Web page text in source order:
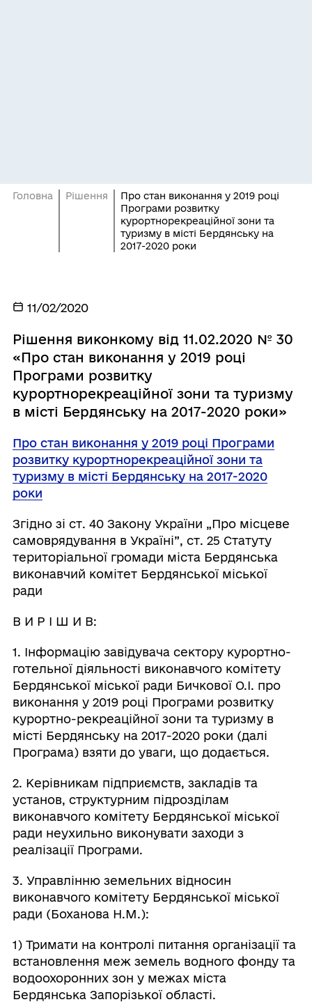
Головна Рішення
Про стан виконання у 2019 році
Програми розвитку
курортнорекреаційної зони та
туризму в місті Бердянську на
2017-2020 роки
11/02/2020
Рішення виконкому від 11.02.2020 № 30
«Про стан виконання у 2019 році
Програми розвитку
курортнорекреаційної зони та туризму
в місті Бердянську на 2017-2020 роки»
Про стан виконання у 2019 році Програми
розвитку курортнорекреаційної зони та
туризму в місті Бердянську на 2017-2020
роки
Згідно зі ст. 40 Закону України „Про місцеве
самоврядування в Україні”, ст. 25 Статуту
територіальної громади міста Бердянська
виконавчий комітет Бердянської міської
ради
В И Р І Ш И В:
1. Інформацію завідувача сектору курортно-
готельної діяльності виконавчого комітету
Бердянської міської ради Бичкової О.І. про
виконання у 2019 році Програми розвитку
курортно-рекреаційної зони та туризму в
місті Бердянську на 2017-2020 роки (далі
Програма) взяти до уваги, що додається.
2. Керівникам підприємств, закладів та
установ, структурним підрозділам
виконавчого комітету Бердянської міської
ради неухильно виконувати заходи з
реалізації Програми.
3. Управлінню земельних відносин
виконавчого комітету Бердянської міської
ради (Боханова Н.М.):
1) Тримати на контролі питання організації та
встановлення меж земель водного фонду та
водоохоронних зон у межах міста
Бердянська Запорізької області.